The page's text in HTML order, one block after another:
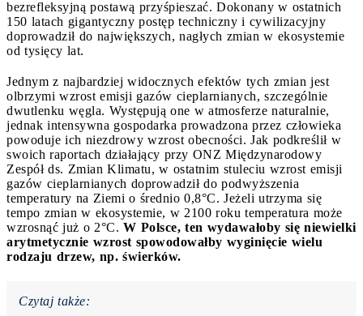
bezrefleksyjną postawą przyśpieszać. Dokonany w ostatnich
150 latach gigantyczny postęp techniczny i cywilizacyjny
doprowadził do największych, nagłych zmian w ekosystemie
od tysięcy lat.
Jednym z najbardziej widocznych efektów tych zmian jest
olbrzymi wzrost emisji gazów cieplarnianych, szczególnie
dwutlenku węgla. Występują one w atmosferze naturalnie,
jednak intensywna gospodarka prowadzona przez człowieka
powoduje ich niezdrowy wzrost obecności. Jak podkreślił w
swoich raportach działający przy ONZ Międzynarodowy
Zespół ds. Zmian Klimatu, w ostatnim stuleciu wzrost emisji
gazów cieplarnianych doprowadził do podwyższenia
temperatury na Ziemi o średnio 0,8°C. Jeżeli utrzyma się
tempo zmian w ekosystemie, w 2100 roku temperatura może
wzrosnąć już o 2°C. W Polsce, ten wydawałoby się niewielki
arytmetycznie wzrost spowodowałby wyginięcie wielu
rodzaju drzew, np. świerków.
Czytaj także: